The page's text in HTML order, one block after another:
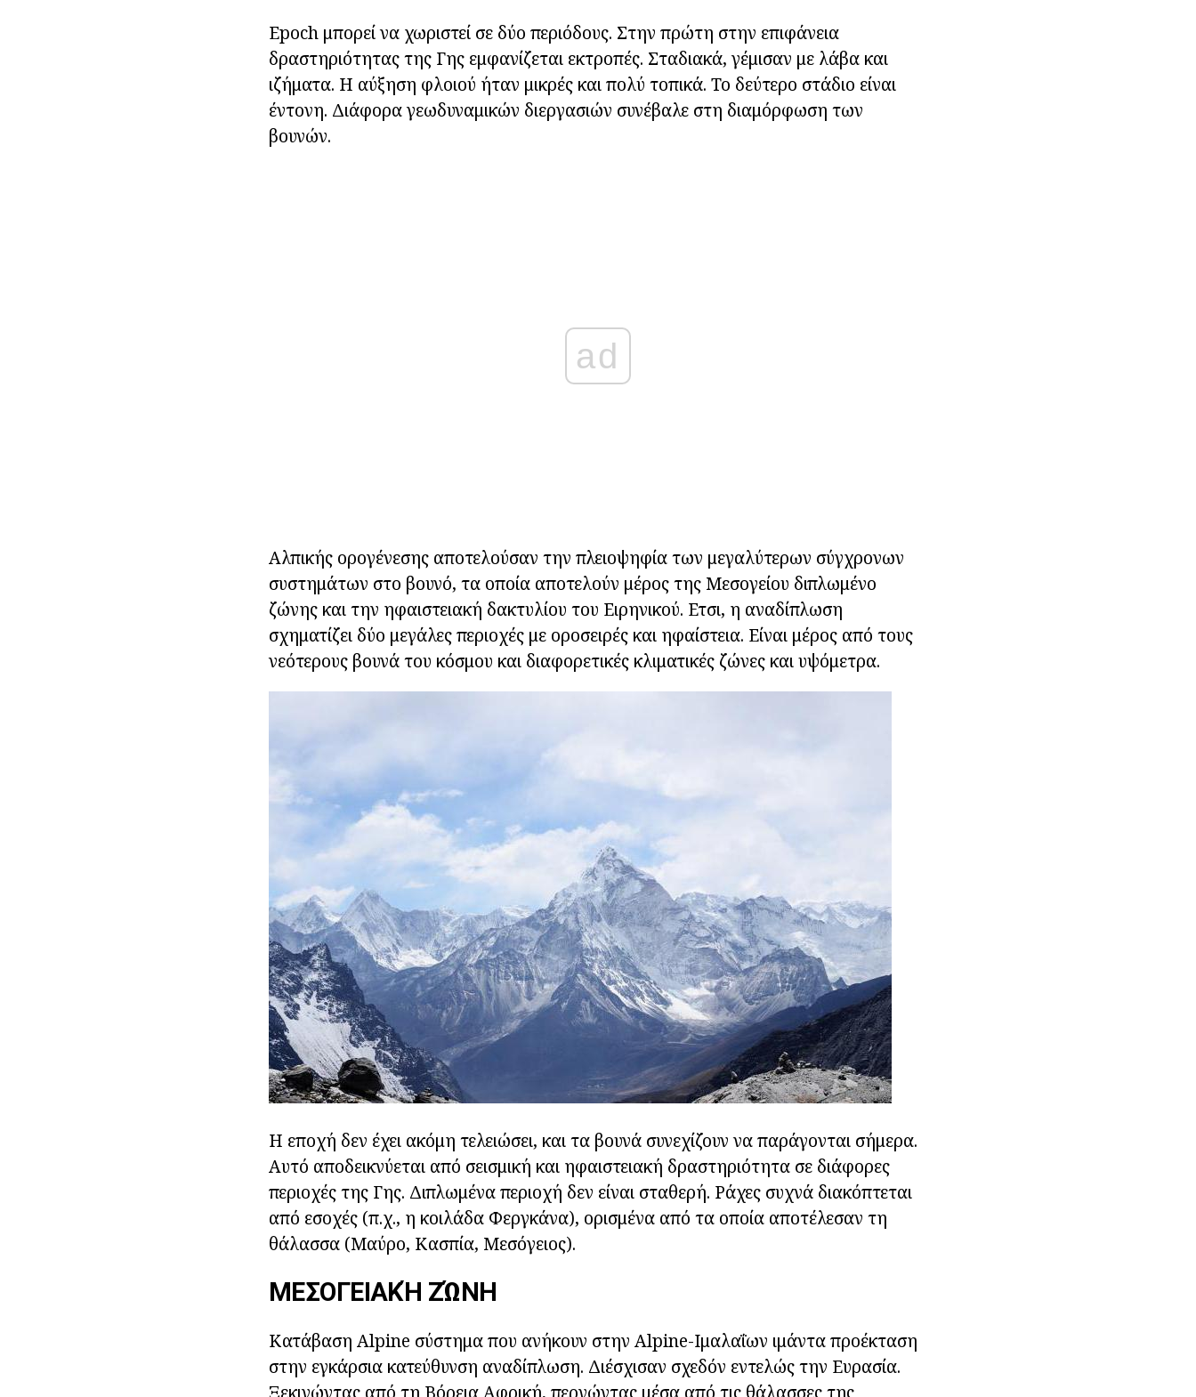
Epoch μπορεί να χωριστεί σε δύο περιόδους. Στην πρώτη στην επιφάνεια
δραστηριότητας της Γης εμφανίζεται εκτροπές. Σταδιακά, γέμισαν με λάβα και
ιζήματα. Η αύξηση φλοιού ήταν μικρές και πολύ τοπικά. Το δεύτερο στάδιο είναι
έντονη. Διάφορα γεωδυναμικών διεργασιών συνέβαλε στη διαμόρφωση των
βουνών.
ad
Αλπικής ορογένεσης αποτελούσαν την πλειοψηφία των μεγαλύτερων σύγχρονων
συστημάτων στο βουνό, τα οποία αποτελούν μέρος της Μεσογείου διπλωμένο
ζώνης και την ηφαιστειακή δακτυλίου του Ειρηνικού. Ετσι, η αναδίπλωση
σχηματίζει δύο μεγάλες περιοχές με οροσειρές και ηφαίστεια. Είναι μέρος από τους
νεότερους βουνά του κόσμου και διαφορετικές κλιματικές ζώνες και υψόμετρα.
Η εποχή δεν έχει ακόμη τελειώσει, και τα βουνά συνεχίζουν να παράγονται σήμερα.
Αυτό αποδεικνύεται από σεισμική και ηφαιστειακή δραστηριότητα σε διάφορες
περιοχές της Γης. Διπλωμένα περιοχή δεν είναι σταθερή. Ράχες συχνά διακόπτεται
από εσοχές (π.χ., η κοιλάδα Φεργκάνα), ορισμένα από τα οποία αποτέλεσαν τη
θάλασσα (Μαύρο, Κασπία, Μεσόγειος).
ΜΕΣΟΓΕΙΑΚΉ ΖΏΝΗ
Κατάβαση Alpine σύστημα που ανήκουν στην Alpine-Ιμαλαΐων ιμάντα προέκταση
στην εγκάρσια κατεύθυνση αναδίπλωση. Διέσχισαν σχεδόν εντελώς την Ευρασία.
Ξεκινώντας από τη Βόρεια Αφρική, περνώντας μέσα από τις θάλασσες της